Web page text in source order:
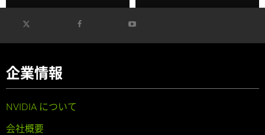
企業情報
NVIDIA について
会社概要